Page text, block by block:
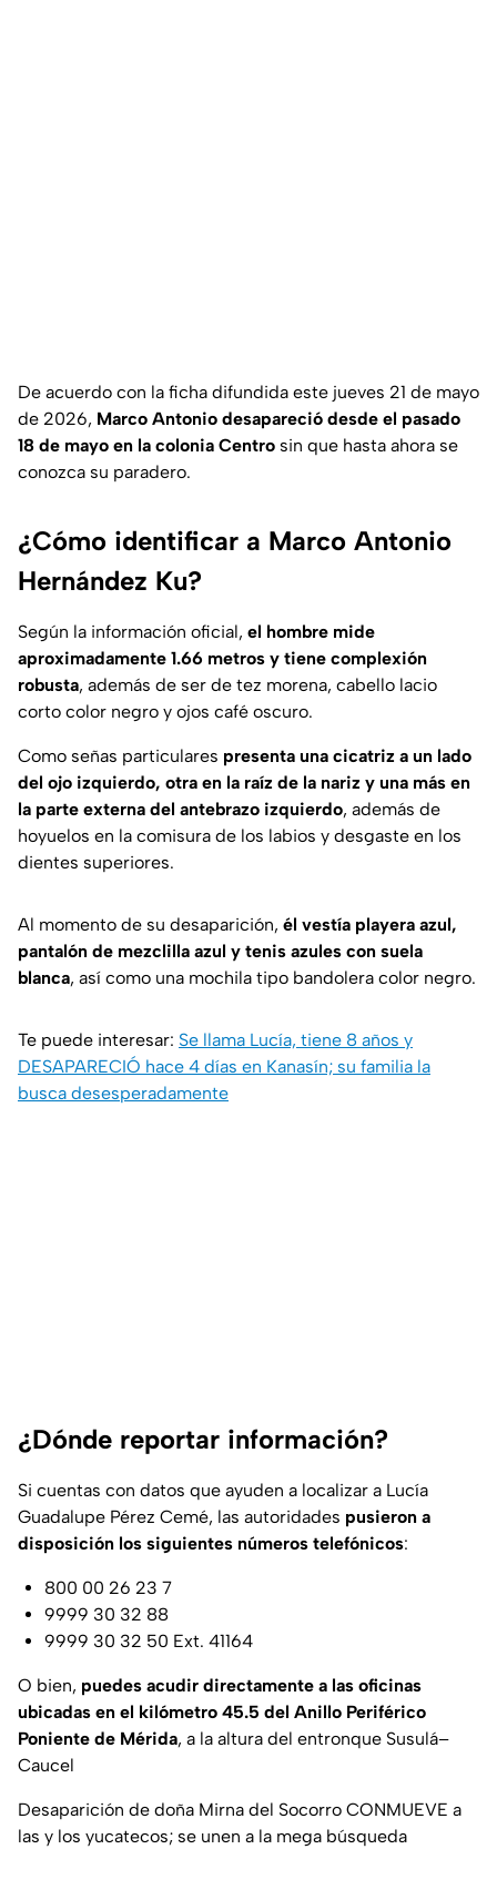
De acuerdo con la ficha difundida este jueves 21 de mayo
de 2026, Marco Antonio desapareció desde el pasado
18 de mayo en la colonia Centro sin que hasta ahora se
conozca su paradero.
¿Cómo identificar a Marco Antonio
Hernández Ku?
Según la información oficial, el hombre mide
aproximadamente 1.66 metros y tiene complexión
robusta, además de ser de tez morena, cabello lacio
corto color negro y ojos café oscuro.
Como señas particulares presenta una cicatriz a un lado
del ojo izquierdo, otra en la raíz de la nariz y una más en
la parte externa del antebrazo izquierdo, además de
hoyuelos en la comisura de los labios y desgaste en los
dientes superiores.
Al momento de su desaparición, él vestía playera azul,
pantalón de mezclilla azul y tenis azules con suela
blanca, así como una mochila tipo bandolera color negro.
Te puede interesar: Se llama Lucía, tiene 8 años y
DESAPARECIÓ hace 4 días en Kanasín; su familia la
busca desesperadamente
¿Dónde reportar información?
Si cuentas con datos que ayuden a localizar a Lucía
Guadalupe Pérez Cemé, las autoridades pusieron a
disposición los siguientes números telefónicos:
800 00 26 23 7
9999 30 32 88
9999 30 32 50 Ext. 41164
O bien, puedes acudir directamente a las oficinas
ubicadas en el kilómetro 45.5 del Anillo Periférico
Poniente de Mérida, a la altura del entronque Susulá–
Caucel
Desaparición de doña Mirna del Socorro CONMUEVE a
las y los yucatecos; se unen a la mega búsqueda